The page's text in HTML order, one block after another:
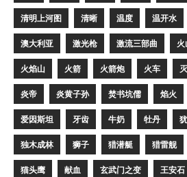
清明上河图 清晰 温度 温开水
澳大利亚 激光枪 激流三部曲
火焰山 火箭 火箭炮 火车
炎帝 炎黄子孙 焚书坑儒 焰火
爱因斯坦 牙齿 牛奶 牡丹
独木成林 狮子 猎潜艇 猎雷舰
猫头鹰 献血 玄武门之变 王安石